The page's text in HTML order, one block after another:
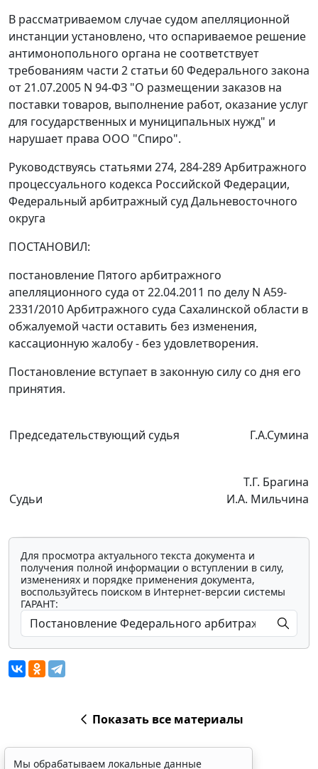
В рассматриваемом случае судом апелляционной
инстанции установлено, что оспариваемое решение
антимонопольного органа не соответствует
требованиям части 2 статьи 60Федерального закона
от 21.07.2005 N 94-ФЗ "О размещении заказов на
поставки товаров, выполнение работ, оказание услуг
для государственных и муниципальных нужд" и
нарушает права ООО "Спиро".
Руководствуясь статьями 274, 284-289Арбитражного
процессуального кодекса Российской Федерации,
Федеральный арбитражный суд Дальневосточного
округа
ПОСТАНОВИЛ:
постановление Пятого арбитражного
апелляционного суда от 22.04.2011 по делу N А59-
2331/2010 Арбитражного суда Сахалинской области в
обжалуемой части оставить без изменения,
кассационную жалобу - без удовлетворения.
Постановление вступает в законную силу со дня его
принятия.
Председательствующий судья Г.А.Сумина
Судьи
Т.Г. Брагина
И.А. Мильчина
Для просмотра актуального текста документа и
получения полной информации о вступлении в силу,
изменениях и порядке применения документа,
воспользуйтесь поиском в Интернет-версии системы
ГАРАНТ:
Показать все материалы
Мы обрабатываем локальные данные